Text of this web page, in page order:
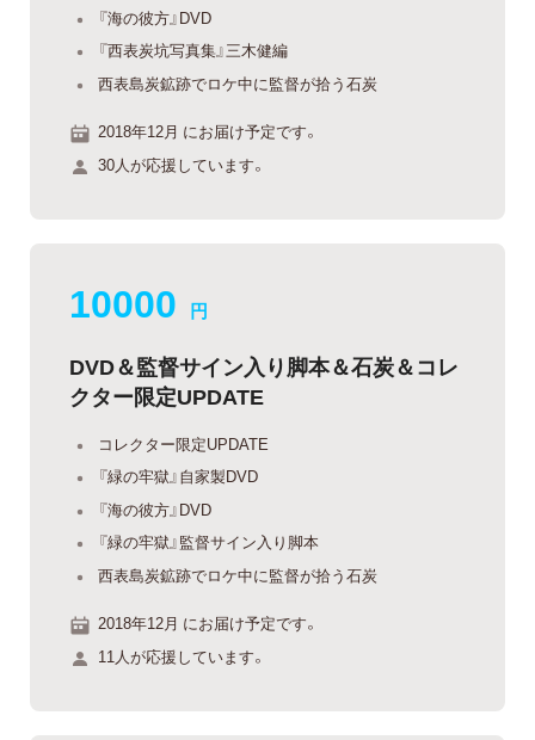
『海の彼方』DVD
『西表炭坑写真集』三木健編
西表島炭鉱跡でロケ中に監督が拾う石炭
2018年12月 にお届け予定です。
30人が応援しています。
10000 円
DVD＆監督サイン入り脚本＆石炭＆コレ
クター限定UPDATE
コレクター限定UPDATE
『緑の牢獄』自家製DVD
『海の彼方』DVD
『緑の牢獄』監督サイン入り脚本
西表島炭鉱跡でロケ中に監督が拾う石炭
2018年12月 にお届け予定です。
11人が応援しています。